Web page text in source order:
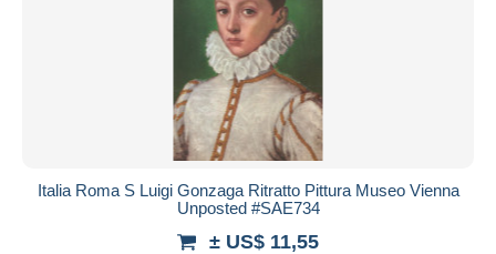
Italia Roma S Luigi Gonzaga Ritratto Pittura Museo Vienna
Unposted #SAE734
± US$ 11,55